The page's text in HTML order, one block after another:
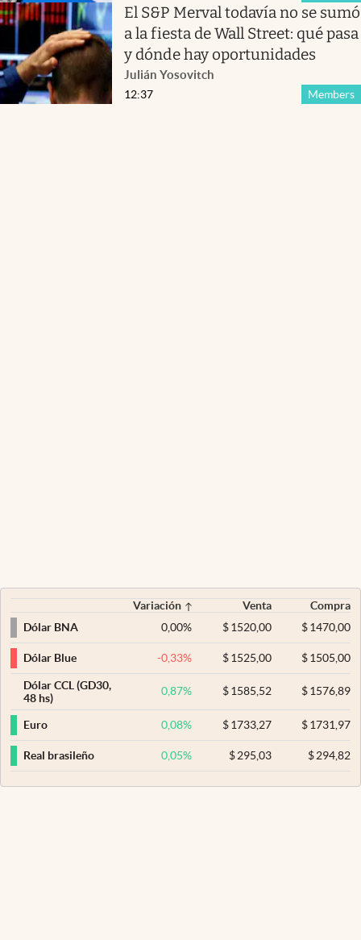
El S&P Merval todavía no se sumó
a la fiesta de Wall Street: qué pasa
y dónde hay oportunidades
Julián Yosovitch
Members
12:37
Variación Venta
Compra
Dólar BNA
0,00% $ 1520,00 $1470,00
Dólar Blue -0,33% $ 1525,00 $1505,00
Dólar CCL (GD30,
48 hs)
0,87% $ 1585,52 $1576,89
Euro 0,08% $ 1733,27 $1731,97
Real brasileño 0,05% $ 295,03 $294,82